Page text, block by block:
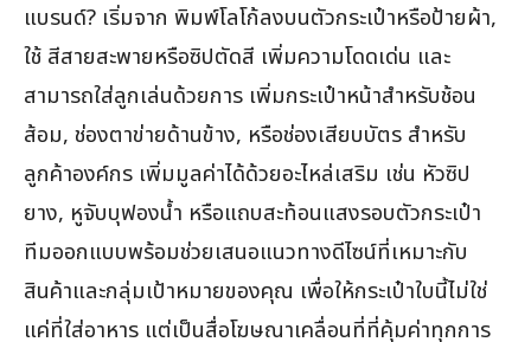
แบรนด์? เริ่มจาก พิมพ์โลโก้ลงบนตัวกระเป๋าหรือป้ายผ้า,
ใช้ สีสายสะพายหรือซิปตัดสี เพิ่มความโดดเด่น และ
สามารถใส่ลูกเล่นด้วยการ เพิ่มกระเป๋าหน้าสำหรับช้อน
ส้อม, ช่องตาข่ายด้านข้าง, หรือช่องเสียบบัตร สำหรับ
ลูกค้าองค์กร เพิ่มมูลค่าได้ด้วยอะไหล่เสริม เช่น หัวซิป
ยาง, หูจับบุฟองน้ำ หรือแถบสะท้อนแสงรอบตัวกระเป๋า
ทีมออกแบบพร้อมช่วยเสนอแนวทางดีไซน์ที่เหมาะกับ
สินค้าและกลุ่มเป้าหมายของคุณ เพื่อให้กระเป๋าใบนี้ไม่ใช่
แค่ที่ใส่อาหาร แต่เป็นสื่อโฆษณาเคลื่อนที่ที่คุ้มค่าทุกการ